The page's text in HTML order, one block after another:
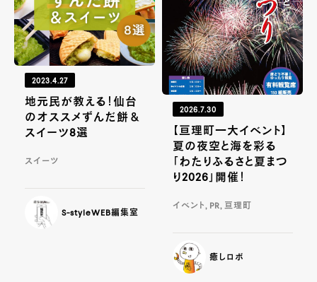
2023.4.27
地元民が教える！仙台
のオススメずんだ餅＆
スイーツ8選
スイーツ
S-styleWEB編集室
2026.7.30
【亘理町一大イベント】
夏の夜空と海を彩る
「わたりふるさと夏まつ
り2026」開催！
イベント, PR, 亘理町
癒しロボ